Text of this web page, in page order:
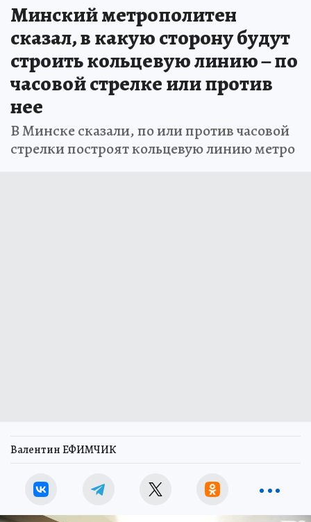
Минский метрополитен
сказал, в какую сторону будут
строить кольцевую линию – по
часовой стрелке или против
нее
В Минске сказали, по или против часовой
стрелки построят кольцевую линию метро
Валентин ЕФИМЧИК